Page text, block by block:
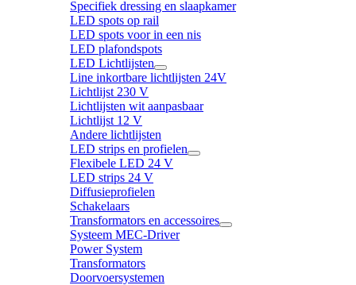
Specifiek dressing en slaapkamer
LED spots op rail
LED spots voor in een nis
LED plafondspots
LED Lichtlijsten
Line inkortbare lichtlijsten 24V
Lichtlijst 230 V
Lichtlijsten wit aanpasbaar
Lichtlijst 12 V
Andere lichtlijsten
LED strips en profielen
Flexibele LED 24 V
LED strips 24 V
Diffusieprofielen
Schakelaars
Transformators en accessoires
Systeem MEC-Driver
Power System
Transformators
Doorvoersystemen